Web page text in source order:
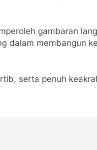
gambaran
dalam membangun
serta penuh